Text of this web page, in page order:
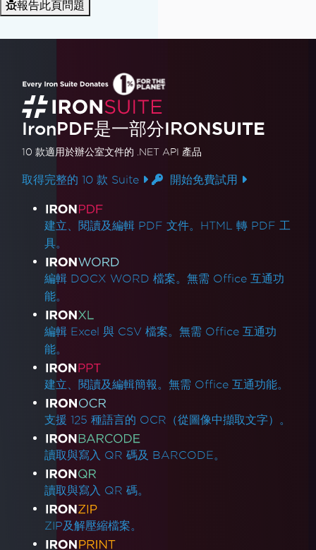
報告此頁問題
IronPDF是一部分IRONSUITE
10 款適用於辦公室文件的 .NET API 產品
取得完整的 10 款 Suite 開始免費試用
產品連結
建立、閱讀及編輯 PDF 文件。HTML 轉 PDF 工
具。
編輯 DOCX WORD 檔案。無需 Office 互通功
能。
編輯 Excel 與 CSV 檔案。無需 Office 互通功
能。
建立、閱讀及編輯簡報。無需 Office 互通功能。
支援 125 種語言的 OCR（從圖像中擷取文字）。
讀取與寫入 QR 碼及 BARCODE。
讀取與寫入 QR 碼。
ZIP及解壓縮檔案。